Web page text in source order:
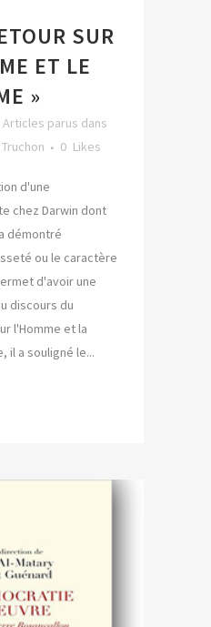
SUR
ET LE
»
Articles parus dans
0 Likes
d'une
chez Darwin dont
démontré
ou le caractère
d'avoir une
discours du
l'Homme et la
il a souligné le...